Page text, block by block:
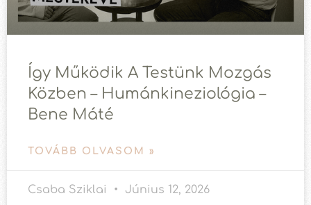
Így Működik A Testünk Mozgás
Közben – Humánkineziológia –
Bene Máté
TOVÁBB OLVASOM »
Csaba Sziklai Június 12, 2026